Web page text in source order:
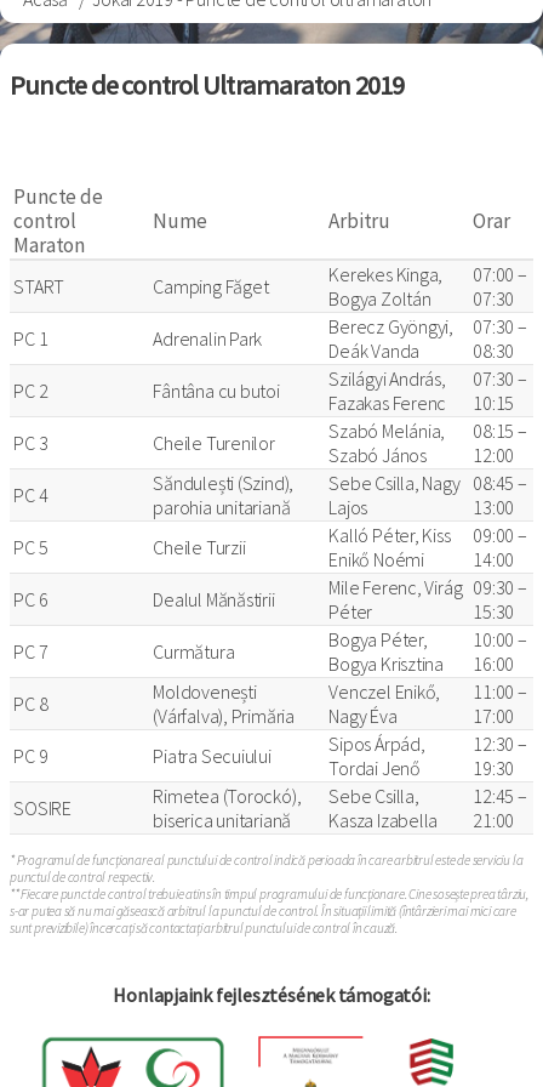
Breadcrumb
Puncte de control Ultramaraton 2019
Puncte de
control
Maraton
Nume Arbitru Orar
START Camping Făget
Kerekes Kinga,
Bogya Zoltán
07:00 –
07:30
PC 1
Adrenalin Park
Berecz Gyöngyi,
Deák Vanda
07:30 –
08:30
PC 2
Fântâna cu butoi
Szilágyi András,
Fazakas Ferenc
07:30 –
10:15
PC 3
Cheile Turenilor
Szabó Melánia,
Szabó János
08:15 –
12:00
PC 4
Săndulești (Szind),
parohia unitariană
Sebe Csilla, Nagy
Lajos
08:45 –
13:00
PC 5
Cheile Turzii
Kalló Péter, Kiss
Enikő Noémi
09:00 –
14:00
PC 6
Dealul Mănăstirii
Mile Ferenc, Virág
Péter
09:30 –
15:30
PC 7
Curmătura
Bogya Péter,
Bogya Krisztina
10:00 –
16:00
PC 8
Moldovenești
(Várfalva), Primăria
Venczel Enikő,
Nagy Éva
11:00 –
17:00
PC 9
Piatra Secuiului
Sipos Árpád,
Tordai Jenő
12:30 –
19:30
SOSIRE
Rimetea (Torockó),
biserica unitariană
Sebe Csilla,
Kasza Izabella
12:45 –
21:00
* Programul de funcționare al punctului de control indică perioada în care arbitrul este de serviciu la
punctul de control respectiv.
** Fiecare punct de control trebuie atins în timpul programului de funcționare. Cine sosește prea târziu,
s-ar putea să nu mai găsească arbitrul la punctul de control. În situații limită (întârzieri mai mici care
sunt previzibile) încercați să contactați arbitrul punctului de control în cauză.
Honlapjaink fejlesztésének támogatói: